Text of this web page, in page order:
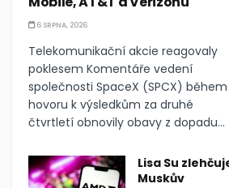
6 SRPNA, 2026
Telekomunikační akcie reagovaly
poklesem Komentáře vedení
společnosti SpaceX (SPCX) během
hovoru k výsledkům za druhé
čtvrtletí obnovily obavy z dopadu...
Lisa Su
Muskův